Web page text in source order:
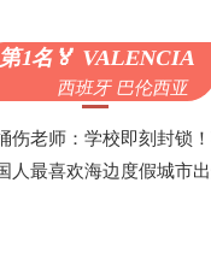
第1名🏅️ VALENCIA
西班牙 巴伦西亚